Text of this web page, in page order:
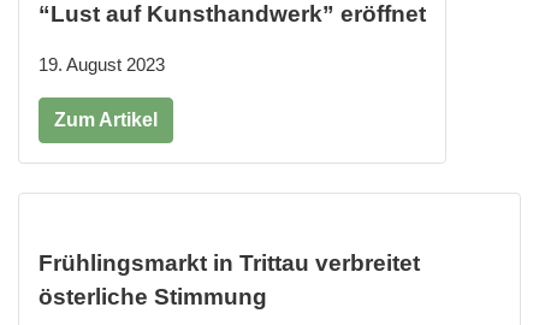
“Lust auf Kunsthandwerk” eröffnet
19. August 2023
Zum Artikel
Frühlingsmarkt in Trittau verbreitet
österliche Stimmung